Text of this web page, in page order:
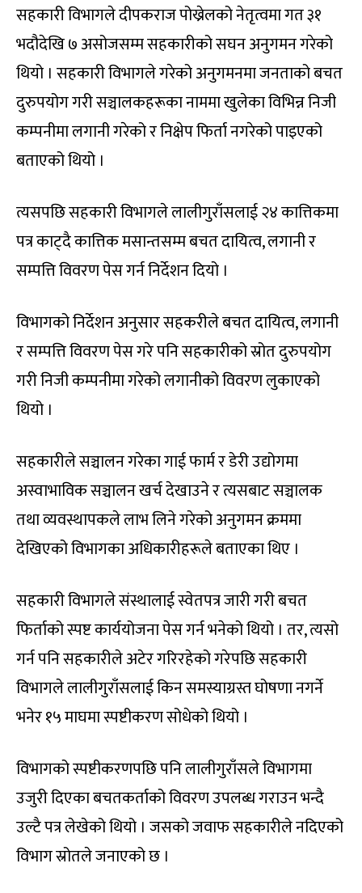
सहकारी विभागले दीपकराज पोख्रेलको नेतृत्वमा गत ३१
भदौदेखि ७ असोजसम्म सहकारीको सघन अनुगमन गरेको
थियो । सहकारी विभागले गरेको अनुगमनमा जनताको बचत
दुरुपयोग गरी सञ्चालकहरूका नाममा खुलेका विभिन्न निजी
कम्पनीमा लगानी गरेको र निक्षेप फिर्ता नगरेको पाइएको
बताएको थियो ।
त्यसपछि सहकारी विभागले लालीगुराँसलाई २४ कात्तिकमा
पत्र काट्दै कात्तिक मसान्तसम्म बचत दायित्व, लगानी र
सम्पत्ति विवरण पेस गर्न निर्देशन दियो ।
विभागको निर्देशन अनुसार सहकरीले बचत दायित्व, लगानी
र सम्पत्ति विवरण पेस गरे पनि सहकारीको स्रोत दुरुपयोग
गरी निजी कम्पनीमा गरेको लगानीको विवरण लुकाएको
थियो ।
सहकारीले सञ्चालन गरेका गाई फार्म र डेरी उद्योगमा
अस्वाभाविक सञ्चालन खर्च देखाउने र त्यसबाट सञ्चालक
तथा व्यवस्थापकले लाभ लिने गरेको अनुगमन क्रममा
देखिएको विभागका अधिकारीहरूले बताएका थिए ।
सहकारी विभागले संस्थालाई स्वेतपत्र जारी गरी बचत
फिर्ताको स्पष्ट कार्ययोजना पेस गर्न भनेको थियो । तर, त्यसो
गर्न पनि सहकारीले अटेर गरिरहेको गरेपछि सहकारी
विभागले लालीगुराँसलाई किन समस्याग्रस्त घोषणा नगर्ने
भनेर १५ माघमा स्पष्टीकरण सोधेको थियो ।
विभागको स्पष्टीकरणपछि पनि लालीगुराँसले विभागमा
उजुरी दिएका बचतकर्ताको विवरण उपलब्ध गराउन भन्दै
उल्टै पत्र लेखेको थियो । जसको जवाफ सहकारीले नदिएको
विभाग स्रोतले जनाएको छ ।